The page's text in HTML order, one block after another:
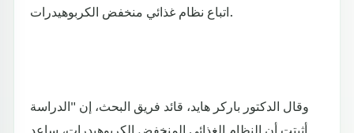
اتباع نظام غذائي منخفض الكربوهيدرات.
وقال الدكتور باركر هايد، قائد فريق البحث، إن "الدراسة
أثبتت أن النظام الغذائي المنخفض الكربوهيدرات، ساعد